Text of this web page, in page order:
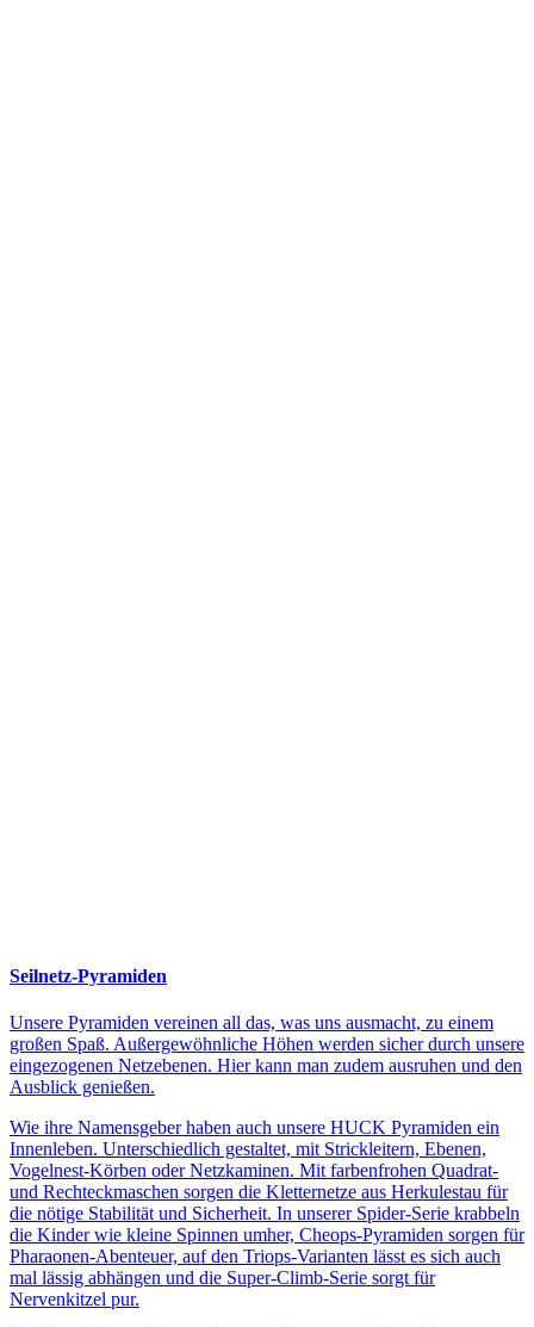
Seilnetz-Pyramiden
Unsere Pyramiden vereinen all das, was uns ausmacht, zu einem
großen Spaß. Außergewöhnliche Höhen werden sicher durch unsere
eingezogenen Netzebenen. Hier kann man zudem ausruhen und den
Ausblick genießen.
Wie ihre Namensgeber haben auch unsere HUCK Pyramiden ein
Innenleben. Unterschiedlich gestaltet, mit Strickleitern, Ebenen,
Vogelnest-Körben oder Netzkaminen. Mit farbenfrohen Quadrat-
und Rechteckmaschen sorgen die Kletternetze aus Herkulestau für
die nötige Stabilität und Sicherheit. In unserer Spider-Serie krabbeln
die Kinder wie kleine Spinnen umher, Cheops-Pyramiden sorgen für
Pharaonen-Abenteuer, auf den Triops-Varianten lässt es sich auch
mal lässig abhängen und die Super-Climb-Serie sorgt für
Nervenkitzel pur.